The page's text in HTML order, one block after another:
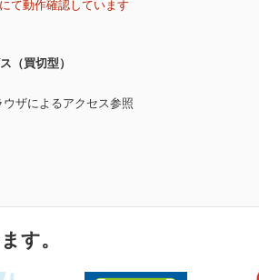
て動作確認しています
（買切型）
ザによるアクセス参照
す。